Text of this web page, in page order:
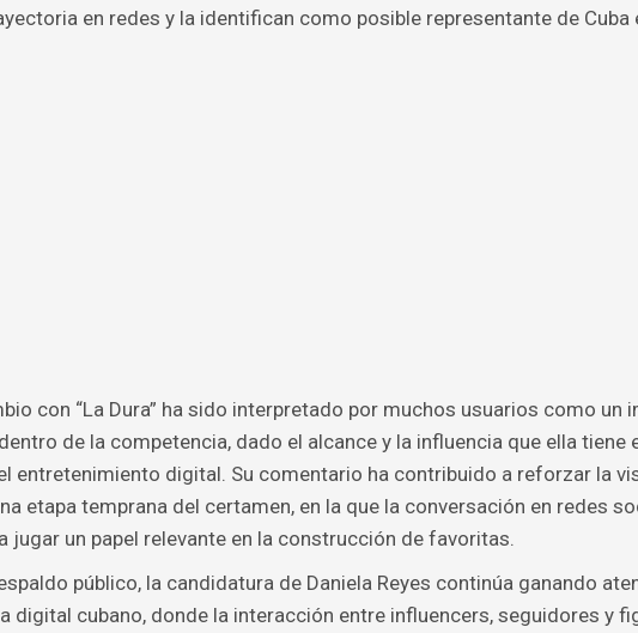
en redes y la identifican como posible representante de Cuba
con “La Dura” ha sido interpretado por muchos usuarios como un
de la competencia, dado el alcance y la influencia que ella tiene
entretenimiento digital. Su comentario ha contribuido a reforzar la
etapa temprana del certamen, en la que la conversación en redes
jugar un papel relevante en la construcción de favoritas.
público, la candidatura de Daniela Reyes continúa ganando
digital cubano, donde la interacción entre influencers, seguidores y